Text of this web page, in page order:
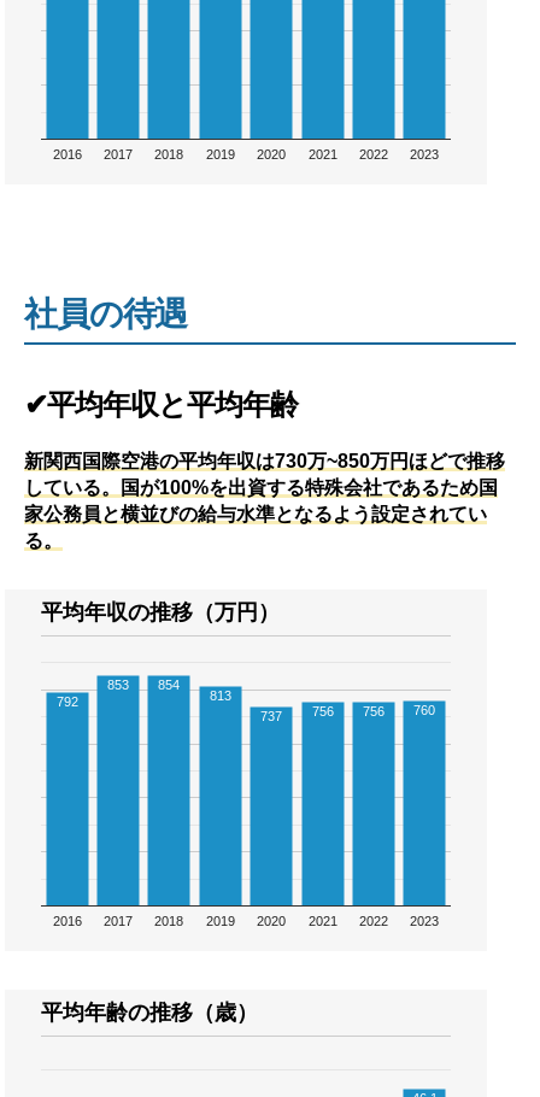
2016 2017 2018 2019 2020 2021 2022 2023
社員の待遇
✔平均年収と平均年齢
新関西国際空港の平均年収は730万~850万円ほどで推移
している。国が100%を出資する特殊会社であるため国
家公務員と横並びの給与水準となるよう設定されてい
る。
平均年収の推移（万円）
2016 2017 2018 2019 2020 2021 2022 2023
792
853 854
813
737
756 756 760
平均年齢の推移（歳）